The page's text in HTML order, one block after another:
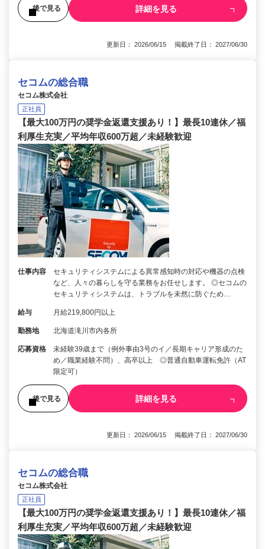
後で見る 詳細を見る
更新日： 2026/06/15 掲載終了日： 2027/06/30
セコムの総合職
セコム株式会社
正社員
【最大100万円の奨学金返還支援あり！】最長10連休／福
利厚生充実／平均年収600万超／未経験歓迎
仕事内容
セキュリティシステムによる異常感知時の対応や機器の点検
など、人々の暮らしを守る業務をお任せします。 ◎セコムの
セキュリティシステムは、トラブルを未然に防ぐため…
給与 月給219,800円以上
勤務地 北海道滝川市内各所
応募資格
未経験39歳まで（例外事由3号のイ／長期キャリア形成のた
め／職業経験不問）、高卒以上 ◎普通自動車運転免許（AT
限定可）
後で見る 詳細を見る
更新日： 2026/06/15 掲載終了日： 2027/06/30
セコムの総合職
セコム株式会社
正社員
【最大100万円の奨学金返還支援あり！】最長10連休／福
利厚生充実／平均年収600万超／未経験歓迎